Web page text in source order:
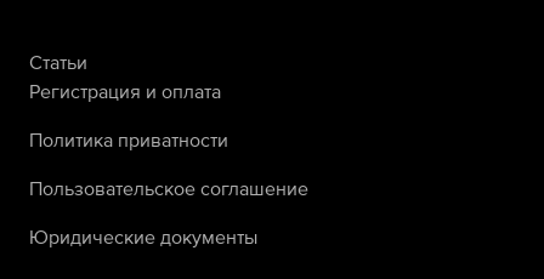
Статьи
Регистрация и оплата
Политика приватности
Пользовательское соглашение
Юридические документы